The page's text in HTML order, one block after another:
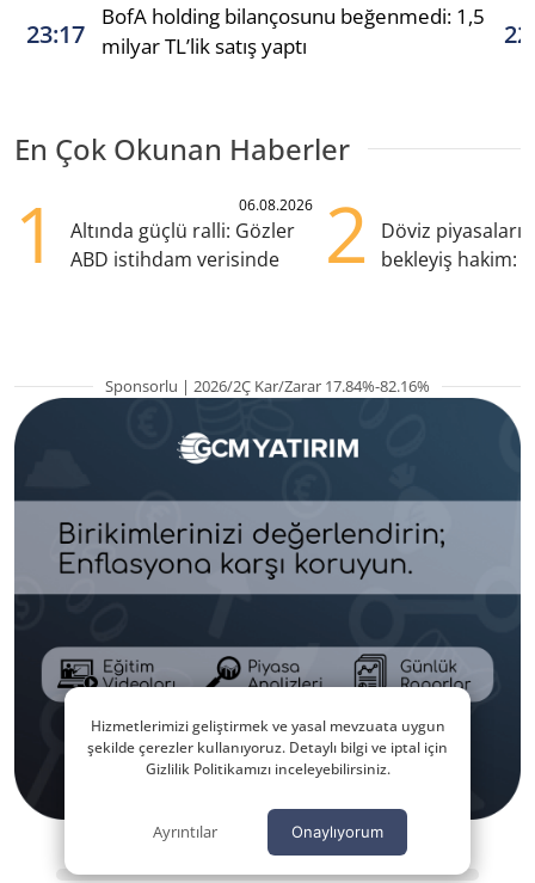
23:17
BofA holding bilançosunu beğenmedi: 1,5
milyar TL’lik satış yaptı
En Çok Okunan Haberler
1 06.08.2026
Altında güçlü ralli: Gözler
ABD istihdam verisinde
2
Döviz
bekleyiş hakim:
Sponsorlu | 2026/2Ç Kar/Zarar 17.84%-82.16%
Hizmetlerimizi geliştirmek ve yasal mevzuata uygun
şekilde çerezler kullanıyoruz. Detaylı bilgi ve iptal için
Gizlilik Politikamızı inceleyebilirsiniz.
Ayrıntılar Onaylıyorum